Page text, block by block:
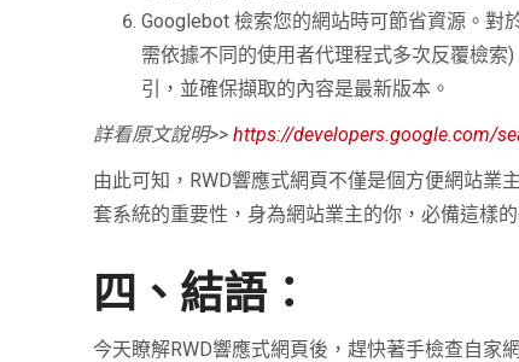
Googlebot 檢索您的網站時可節省資源。對
需依據不同的使用者代理程式多次反覆檢
引，並確保擷取的內容是最新版本。
詳看原文說明>>https://developers.google.com/
由此可知，RWD響應式網頁不僅是個方便網站業
套系統的重要性，身為網站業主的你，必備這樣的
四、結語：
今天瞭解RWD響應式網頁後，趕快著手檢查自家